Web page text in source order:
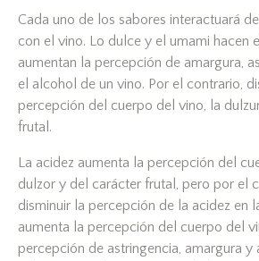
Cada uno de los sabores interactuará
con el vino. Lo dulce y el umami hacen
aumentan la percepción de amargura,
el alcohol de un vino. Por el contrario,
percepción del cuerpo del vino, la
frutal.
La acidez aumenta la percepción del
dulzor y del carácter frutal, pero por el
disminuir la percepción de la acidez en
aumenta la percepción del cuerpo del
percepción de astringencia, amargura y